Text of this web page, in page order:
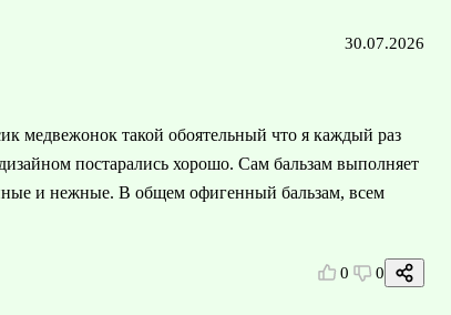
30.07.2026
медвежонок такой обоятельный что я каждый раз
постарались хорошо. Сам бальзам выполняет
и нежные. В общем офигенный бальзам, всем
0 0